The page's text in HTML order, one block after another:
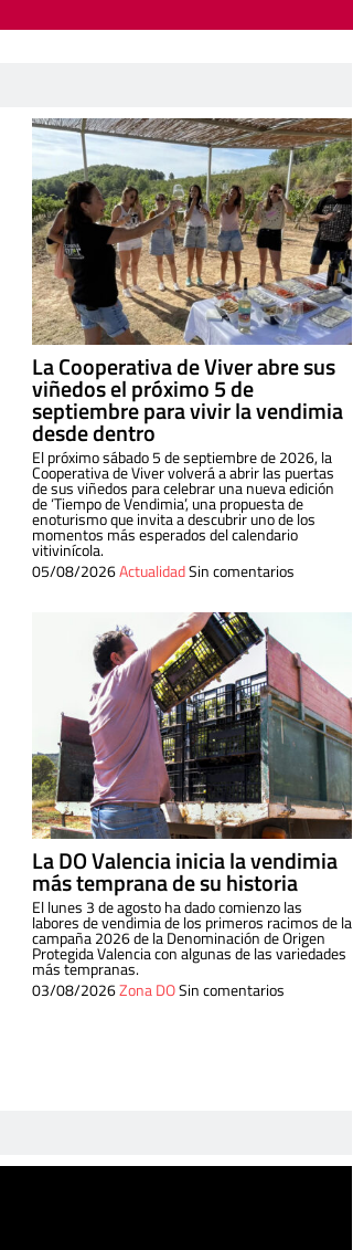
La Cooperativa de Viver abre sus
viñedos el próximo 5 de
septiembre para vivir la vendimia
desde dentro
El próximo sábado 5 de septiembre de 2026, la
Cooperativa de Viver volverá a abrir las puertas
de sus viñedos para celebrar una nueva edición
de ‘Tiempo de Vendimia’, una propuesta de
enoturismo que invita a descubrir uno de los
momentos más esperados del calendario
vitivinícola.
05/08/2026ActualidadSin comentarios
La DO Valencia inicia la vendimia
más temprana de su historia
El lunes 3 de agosto ha dado comienzo las
labores de vendimia de los primeros racimos de la
campaña 2026 de la Denominación de Origen
Protegida Valencia con algunas de las variedades
más tempranas.
03/08/2026Zona DOSin comentarios